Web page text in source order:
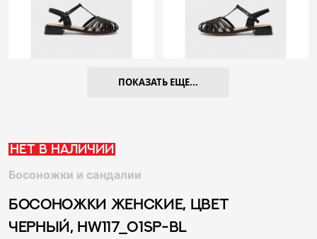
ПОКАЗАТЬ ЕЩЕ...
Нет в наличии
Босоножки и сандалии
БОСОНОЖКИ ЖЕНСКИЕ, ЦВЕТ
ЧЕРНЫЙ, HW117_01SP-BL